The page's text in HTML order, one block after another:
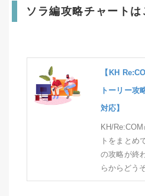
ソラ編攻略チャートは
【KH
トーリー攻
対応】
KH/
トをまとめ
の攻略が終
らからどうぞ